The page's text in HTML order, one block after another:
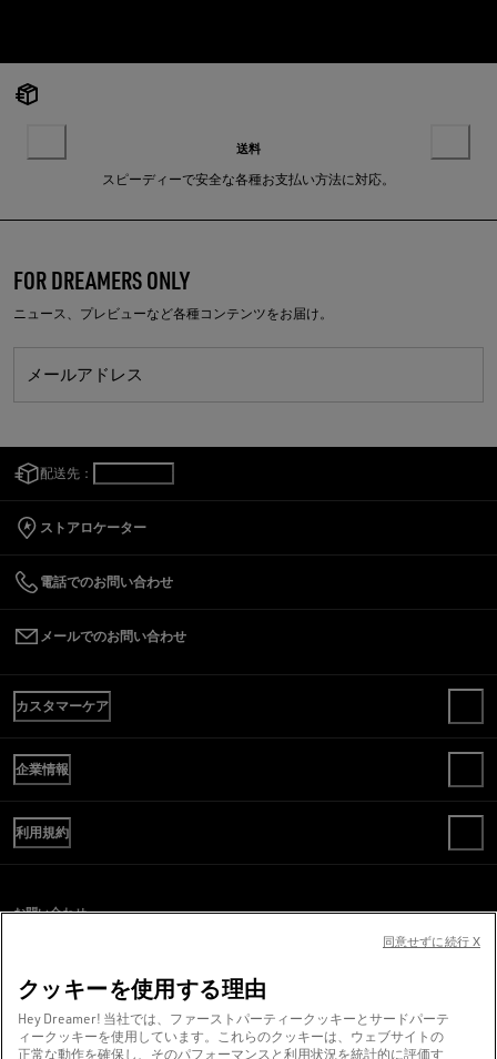
送料
スピーディーで安全な各種お支払い方法に対応。
FOR DREAMERS ONLY
ニュース、プレビューなど各種コンテンツをお届け。
メールアドレス
配送先：
ストアロケーター
電話でのお問い合わせ
メールでのお問い合わせ
カスタマーケア
よくある質問
ご注文内容の確認
送料
返品
サイズガイド
企業情報
倫理規定
サステナビリティ
プレスオフィス
利用規約
クッキーの設定
WHISTLEBLOWING
アクセシビリティに関する声明
お問い合わせ
スクリーンリーダーのご利用に際し、問題が発生していますか？
お問い合わせ
クッキーを使用する理由
Hey Dreamer! 当社では、ファーストパーティークッキーとサードパーテ
ィークッキーを使用しています。これらのクッキーは、ウェブサイトの
正常な動作を確保し、そのパフォーマンスと利用状況を統計的に評価す
同意せずに続行 X